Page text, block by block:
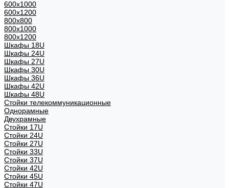
600х1000
600х1200
800x800
800х1000
800х1200
Шкафы 18U
Шкафы 24U
Шкафы 27U
Шкафы 30U
Шкафы 36U
Шкафы 42U
Шкафы 48U
Стойки телекоммуникационные
Однорамные
Двухрамные
Стойки 17U
Стойки 24U
Стойки 27U
Стойки 33U
Стойки 37U
Стойки 42U
Стойки 45U
Стойки 47U